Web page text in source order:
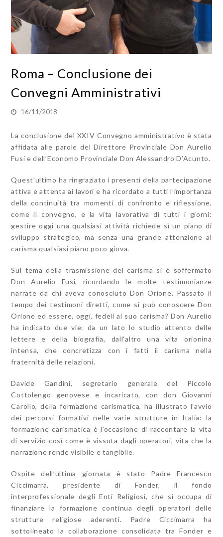
Roma – Conclusione dei
Convegni Amministrativi
16/11/2018
La conclusione del XXIV Convegno amministrativo è stata
affidata alle parole del Direttore Provinciale Don Aurelio
Fusi e dell’Economo Provinciale Don Alessandro D’Acunto.
Quest’ultimo ha ringraziato i presenti della partecipazione
attiva e attenta ai lavori e ha ricordato a tutti l’importanza
della continuità tra momenti di confronto e riflessione,
come il convegno, e la vita lavorativa di tutti i giorni:
gestire oggi una qualsiasi attività richiede sì un piano di
sviluppo strategico, ma senza una grande attenzione al
carisma qualsiasi piano poco giova.
Sul tema della trasmissione del carisma si è soffermato
Don Aurelio Fusi, ricordando le molte testimonianze
narrate da chi aveva conosciuto Don Orione. Passato il
tempo dei testimoni diretti, come si può conoscere Don
Orione ed essere, oggi, fedeli al suo carisma? Don Aurelio
ha indicato due vie: da un lato lo studio attento delle
lettere e della biografia, dall’altro una vita orionina
intensa, che concretizza con i fatti il carisma nella
fraternità delle relazioni.
Davide Gandini, segretario generale del Piccolo
Cottolengo genovese e incaricato, con don Giovanni
Carollo, della formazione carismatica, ha illustrato l’avvio
dei percorsi formativi nelle varie strutture in Italia: la
formazione carismatica è l’occasione di raccontare la vita
di servizio così come è vissuta dagli operatori, vita che la
narrazione rende visibile e tangibile.
Ospite dell’ultima giornata è stato Padre Francesco
Ciccimarra, presidente di Fonder, il fondo
interprofessionale degli Enti Religiosi, che si occupa di
finanziare la formazione continua degli operatori delle
strutture religiose aderenti. Padre Ciccimarra ha
sottolineato la collaborazione consolidata tra Fonder e